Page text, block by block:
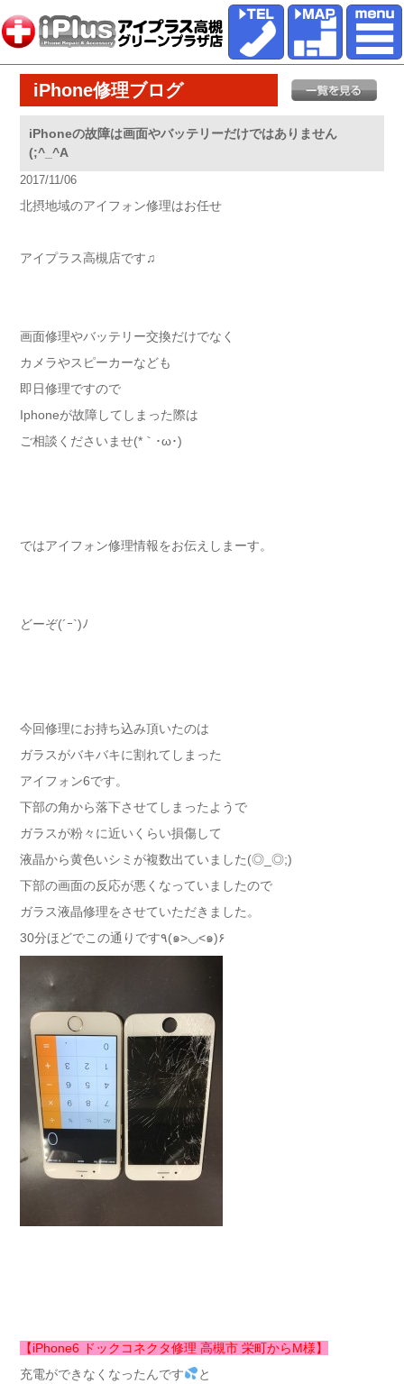
iPhone修理ブログ
iPhoneの故障は画面やバッテリーだけではありません
(;^_^A
2017/11/06
北摂地域のアイフォン修理はお任せ
アイプラス高槻店です♫
画面修理やバッテリー交換だけでなく
カメラやスピーカーなども
即日修理ですので
Iphoneが故障してしまった際は
ご相談くださいませ(*｀･ω･)ゞ
ではアイフォン修理情報をお伝えしまーす。
どーぞ(´ｰ`)ﾉ
今回修理にお持ち込み頂いたのは
ガラスがバキバキに割れてしまった
アイフォン6です。
下部の角から落下させてしまったようで
ガラスが粉々に近いくらい損傷して
液晶から黄色いシミが複数出ていました(◎_◎;)
下部の画面の反応が悪くなっていましたので
ガラス液晶修理をさせていただきました。
30分ほどでこの通りです٩(๑>◡<๑)۶
【iPhone6 ドックコネクタ修理 高槻市 栄町からM様】
充電ができなくなったんです
と